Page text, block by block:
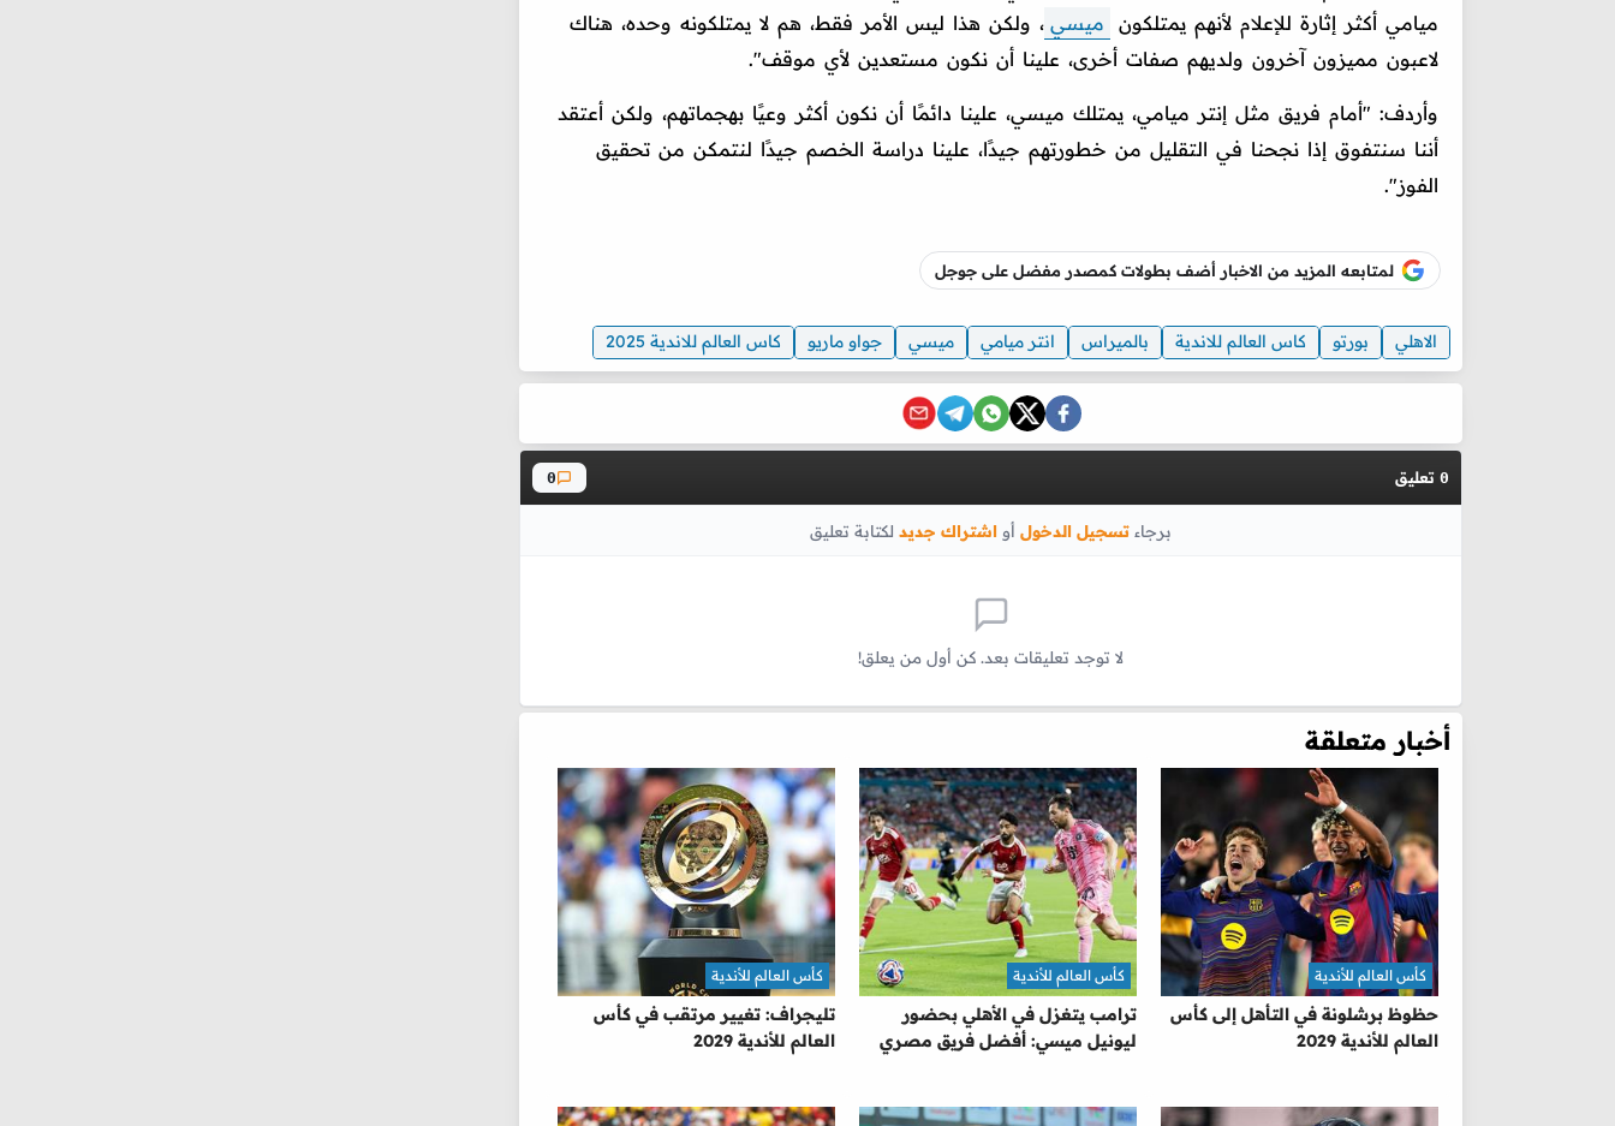
ميامي أكثر إثارة للإعلام لأنهم يمتلكون
ميسي ، ولكن هذا ليس الأمر فقط، هم لا يمتلكونه وحده، هناك
لاعبون مميزون آخرون ولديهم صفات أخرى، علينا أن نكون مستعدين لأي موقف".
وأردف: "أمام فريق مثل إنتر ميامي، يمتلك ميسي، علينا دائمًا أن نكون أكثر وعيًا بهجماتهم، ولكن أعتقد
أننا سنتفوق إذا نجحنا في التقليل من خطورتهم جيدًا، علينا دراسة الخصم جيدًا لنتمكن من تحقيق
الفوز".
لمتابعه المزيد من الاخبار أضف بطولات كمصدر مفضل على جوجل
الاهلي بورتو كاس العالم للاندية بالميراس انتر ميامي ميسي جواو ماريو كاس العالم للاندية 2025
0 تعليق 0
برجاء تسجيل الدخول أو اشتراك جديد لكتابة تعليق
لا توجد تعليقات بعد. كن أول من يعلق!
أخبار متعلقة
حظوظ برشلونة في التأهل إلى كأس
العالم للأندية 2029
كأس العالم للأندية
ترامب يتغزل في الأهلي بحضور
ليونيل ميسي: أفضل فريق مصري
كأس العالم للأندية
تليجراف: تغيير مرتقب في كأس
العالم للأندية 2029
كأس العالم للأندية